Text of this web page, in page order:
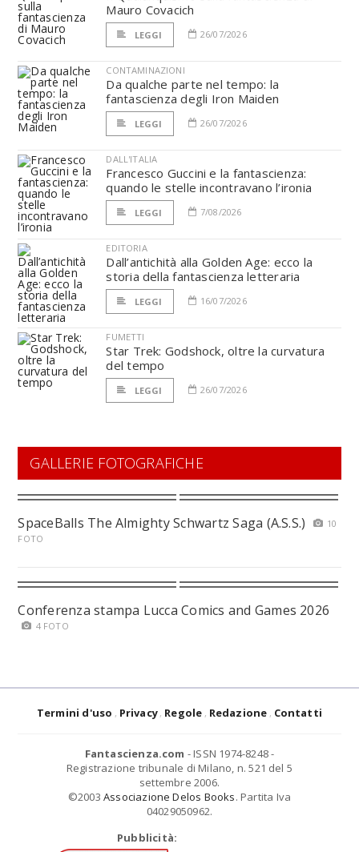
Mauro Covacich
LEGGI 26/07/2026
CONTAMINAZIONI
Da qualche parte nel tempo: la
fantascienza degli Iron Maiden
LEGGI 26/07/2026
DALL'ITALIA
Francesco Guccini e la fantascienza:
quando le stelle incontravano l’ironia
LEGGI 7/08/2026
EDITORIA
Dall’antichità alla Golden Age: ecco la
storia della fantascienza letteraria
LEGGI 16/07/2026
FUMETTI
Star Trek: Godshock, oltre la curvatura
del tempo
LEGGI 26/07/2026
GALLERIE FOTOGRAFICHE
SpaceBalls The Almighty Schwartz Saga (A.S.S.)
10
FOTO
Conferenza stampa Lucca Comics and Games 2026
4 FOTO
Termini d'uso Privacy Regole Redazione Contatti
Fantascienza.com - ISSN 1974-8248 -
Registrazione tribunale di Milano, n. 521 del 5
settembre 2006.
©2003 Associazione Delos Books. Partita Iva
04029050962.
Pubblicità: